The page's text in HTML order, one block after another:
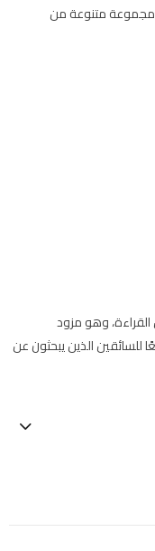
يعرض مجموعة متنوعة من
دقيقًا وسهل القراءة، وهو مزود
للسائقين الذين يبحثون عن